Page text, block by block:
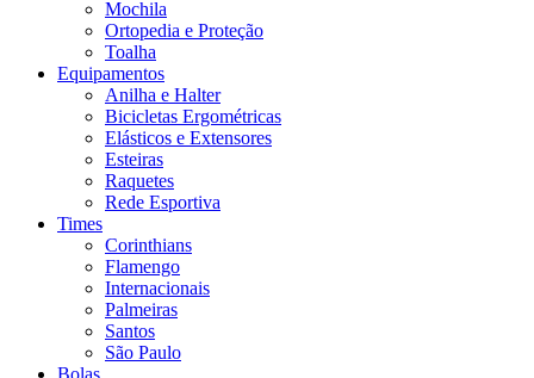
Mochila
Ortopedia e Proteção
Toalha
Equipamentos
Anilha e Halter
Bicicletas Ergométricas
Elásticos e Extensores
Esteiras
Raquetes
Rede Esportiva
Times
Corinthians
Flamengo
Internacionais
Palmeiras
Santos
São Paulo
Bolas